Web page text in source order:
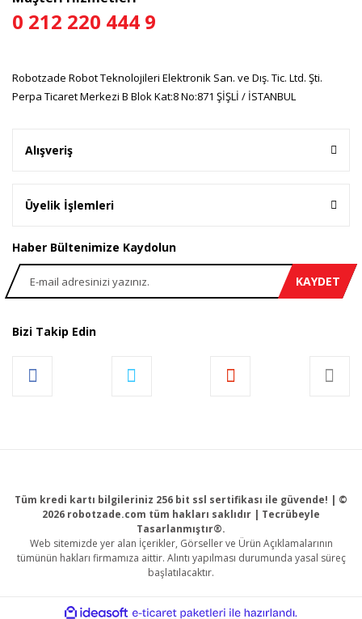
Ürün bilgilerinde hatalar bulunuyor.
Bu ürüne benzer farklı alternatifler olmalı.
0 212 220 444 9
Robotzade Robot Teknolojileri Elektronik San. ve Dış. Tic. Ltd. Şti.
Perpa Ticaret Merkezi B Blok Kat:8 No:871 ŞİŞLİ / İSTANBUL
Alışveriş
Üyelik İşlemleri
Haber Bültenimize Kaydolun
KAYDET
Bizi Takip Edin
Tüm kredi kartı bilgileriniz 256 bit ssl sertifikası ile güvende! | ©
2026 robotzade.com tüm hakları saklıdır | Tecrübeyle
Tasarlanmıştır®.
Web sitemizde yer alan İçerikler, Görseller ve Ürün Açıklamalarının
tümünün hakları firmamıza aittir. Alıntı yapılması durumunda yasal süreç
başlatılacaktır.
ideasoft e-